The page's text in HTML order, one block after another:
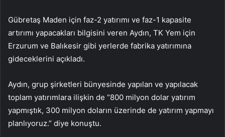
Gübretaş Maden için faz-2 yatırımı ve faz-1 kapasite
artırımı yapacakları bilgisini veren Aydın, TK Yem için
Erzurum ve Balıkesir gibi yerlerde fabrika yatırımına
gideceklerini açıkladı.
Aydın, grup şirketleri bünyesinde yapılan ve yapılacak
toplam yatırımlara ilişkin de “800 milyon dolar yatırım
yapmıştık, 300 milyon doların üzerinde de yatırım yapmayı
planlıyoruz.” diye konuştu.